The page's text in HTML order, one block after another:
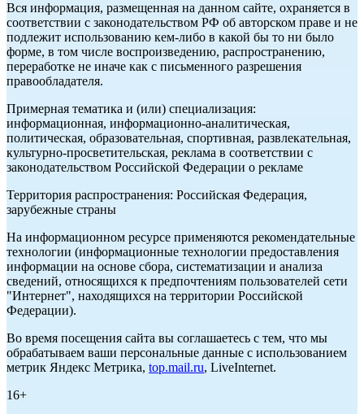
Вся информация, размещенная на данном сайте, охраняется в
соответствии с законодательством РФ об авторском праве и не
подлежит использованию кем-либо в какой бы то ни было
форме, в том числе воспроизведению, распространению,
переработке не иначе как с письменного разрешения
правообладателя.
Примерная тематика и (или) специализация:
информационная, информационно-аналитическая,
политическая, образовательная, спортивная, развлекательная,
культурно-просветительская, реклама в соответствии с
законодательством Российской Федерации о рекламе
Территория распространения: Российская Федерация,
зарубежные страны
На информационном ресурсе применяются рекомендательные
технологии (информационные технологии предоставления
информации на основе сбора, систематизации и анализа
сведений, относящихся к предпочтениям пользователей сети
"Интернет", находящихся на территории Российской
Федерации).
Во время посещения сайта вы соглашаетесь с тем, что мы
обрабатываем ваши персональные данные с использованием
метрик Яндекс Метрика, top.mail.ru, LiveInternet.
16+